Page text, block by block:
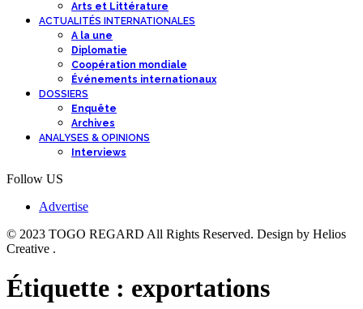
Arts et Littérature
ACTUALITÉS INTERNATIONALES
A la une
Diplomatie
Coopération mondiale
Événements internationaux
DOSSIERS
Enquête
Archives
ANALYSES & OPINIONS
Interviews
Follow US
Advertise
© 2023 TOGO REGARD All Rights Reserved. Design by Helios
Creative .
Étiquette : exportations